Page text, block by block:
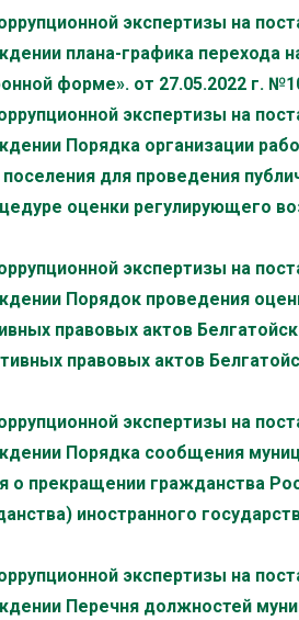
экспертизы на
плана-графика перехода
форме». от 27.05.2022 г.
экспертизы на
Порядка организации
для проведения
оценки регулирующего
экспертизы на
Порядок проведения
правовых актов
правовых актов
экспертизы на
Порядка сообщения
о прекращении гражданства
иностранного
экспертизы на
Перечня должностей